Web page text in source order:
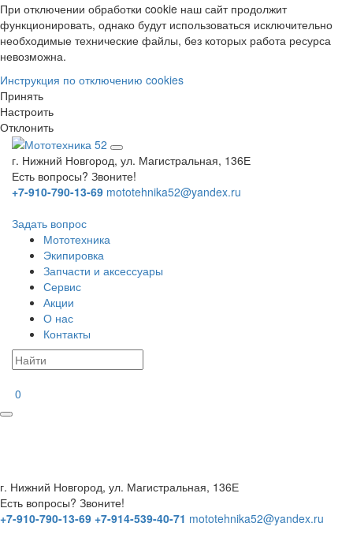
При отключении обработки cookie наш сайт продолжит
функционировать, однако будут использоваться исключительно
необходимые технические файлы, без которых работа ресурса
невозможна.
Инструкция по отключению cookies
Принять
Настроить
Отклонить
г. Нижний Новгород, ул. Магистральная, 136Е
Есть вопросы? Звоните!
+7-910-790-13-69 mototehnika52@yandex.ru
Задать вопрос
Мототехника
Экипировка
Запчасти и аксессуары
Сервис
Акции
О нас
Контакты
0
г. Нижний Новгород, ул. Магистральная, 136Е
Есть вопросы? Звоните!
+7-910-790-13-69 +7-914-539-40-71 mototehnika52@yandex.ru